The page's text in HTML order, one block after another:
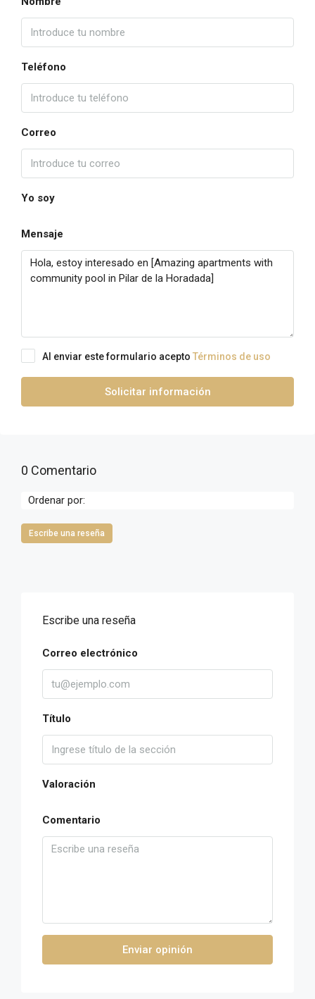
Teléfono
Correo
Yo soy
Mensaje
Al enviar este formulario acepto Términos de uso
Solicitar información
0 Comentario
Ordenar por:
Escribe una reseña
Escribe una reseña
Correo electrónico
Título
Valoración
Comentario
Enviar opinión